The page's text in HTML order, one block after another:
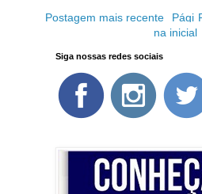
Postagem mais recente
Pági
na inicial
Siga nossas redes sociais